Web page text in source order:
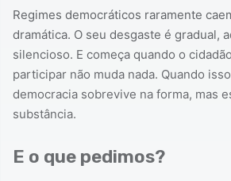
Regimes democráticos raramente
dramática. O seu desgaste é gradual,
silencioso. E começa quando o
participar não muda nada. Quando
democracia sobrevive na forma, mas
substância.
E o que pedimos?